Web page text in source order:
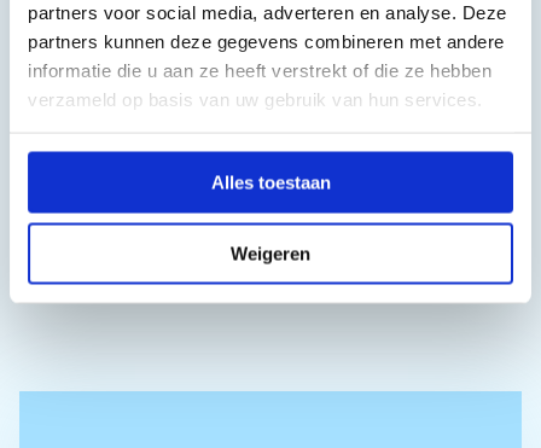
partners voor social media, adverteren en analyse. Deze
partners kunnen deze gegevens combineren met andere
informatie die u aan ze heeft verstrekt of die ze hebben
verzameld op basis van uw gebruik van hun services.
Alles toestaan
Weigeren
CIRCLEAIR
Draaideurluchtgordijn
OMNIVENT-VMR EN VMRB
schuifdeuren